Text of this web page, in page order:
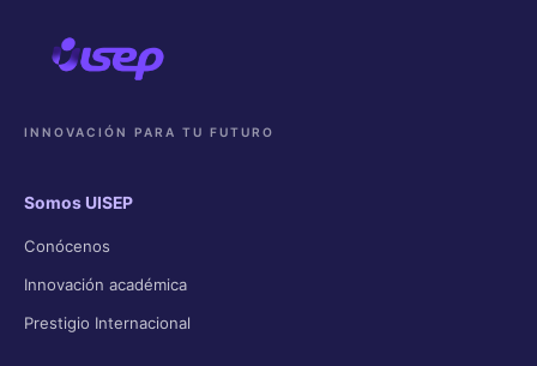
INNOVACIÓN PARA TU FUTURO
Somos UISEP
Conócenos
Innovación académica
Prestigio Internacional